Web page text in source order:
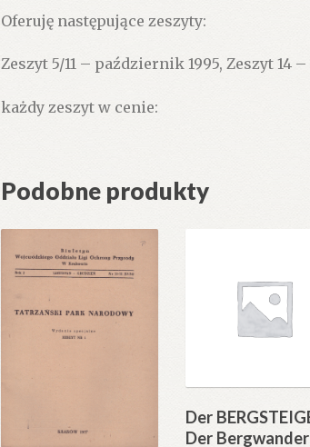
Oferuję następujące zeszyty:
Zeszyt 5/11 – październik 1995, Zeszyt 14
każdy zeszyt w cenie:
Podobne produkty
Der
Der